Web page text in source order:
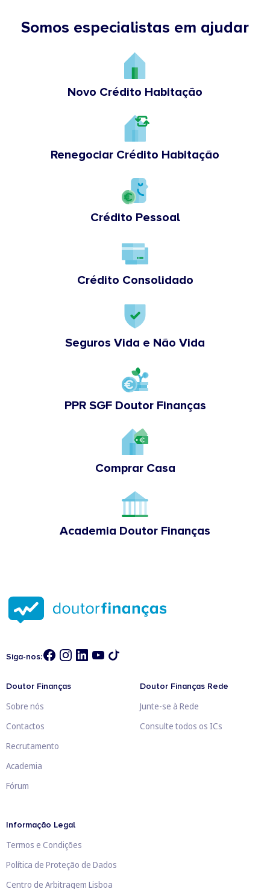
Somos especialistas em ajudar
Novo Crédito Habitação
Renegociar Crédito Habitação
Crédito Pessoal
Crédito Consolidado
Seguros Vida e Não Vida
PPR SGF Doutor Finanças
Comprar Casa
Academia Doutor Finanças
Siga-nos:
Doutor Finanças
Sobre nós
Contactos
Recrutamento
Academia
Fórum
Doutor Finanças Rede
Junte-se à Rede
Consulte todos os ICs
Informação Legal
Termos e Condições
Política de Proteção de Dados
Centro de Arbitragem Lisboa